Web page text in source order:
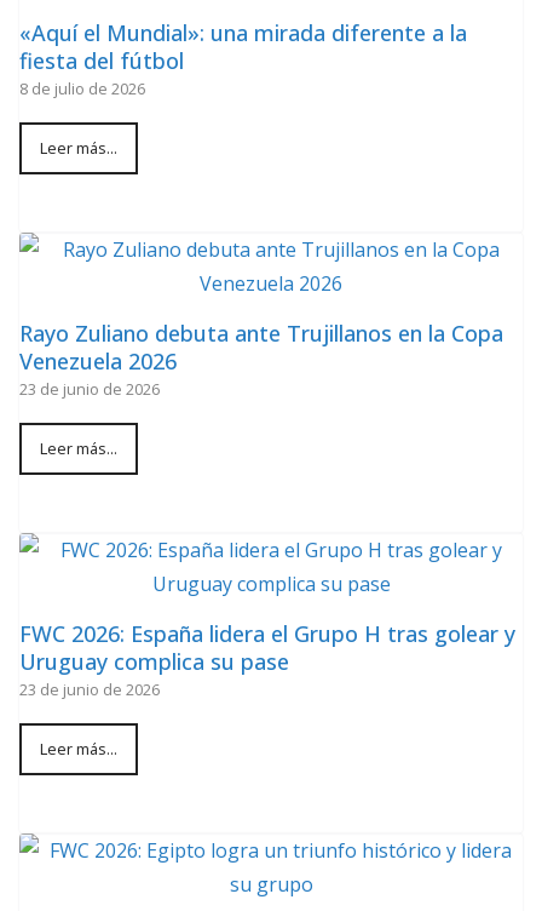
«Aquí el Mundial»: una mirada diferente a la
fiesta del fútbol
8 de julio de 2026
Leer más...
Rayo Zuliano debuta ante Trujillanos en la Copa
Venezuela 2026
23 de junio de 2026
Leer más...
FWC 2026: España lidera el Grupo H tras golear y
Uruguay complica su pase
23 de junio de 2026
Leer más...